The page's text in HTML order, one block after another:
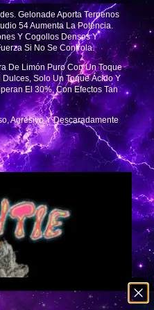
Gelonade Aporta Terpenos
54 Aumenta La Potencia.
Y Cogollos Densos Y
Si No Se Controla.
De Limón Puro Con Un Toque
Solo Un Toque Ácido Y
El 30%, Con Efectos Tan
Agresivo Y Descaradamente